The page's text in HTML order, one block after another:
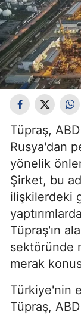
Tüpraş,
Rusya'dan
yönelik
Şirket, bu
ilişkilerdeki
Tüpraş'ın
sektöründe
merak
Türkiye'nin
Tüpraş, ABD